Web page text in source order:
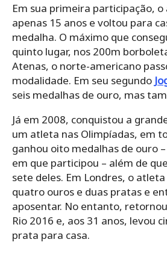
Em sua primeira participação,
apenas 15 anos e voltou para
medalha. O máximo que
quinto lugar, nos 200m
Atenas, o norte-americano
modalidade. Em seu segundo
seis medalhas de ouro, mas
Já em 2008, conquistou a
um atleta nas Olimpíadas, em
ganhou oito medalhas de ouro
em que participou – além de
sete deles. Em Londres, o
quatro ouros e duas pratas e
aposentar. No entanto,
Rio 2016 e, aos 31 anos, levou
prata para casa.